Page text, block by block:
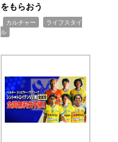
をもらおう
カルチャー
ライフスタイ
ル